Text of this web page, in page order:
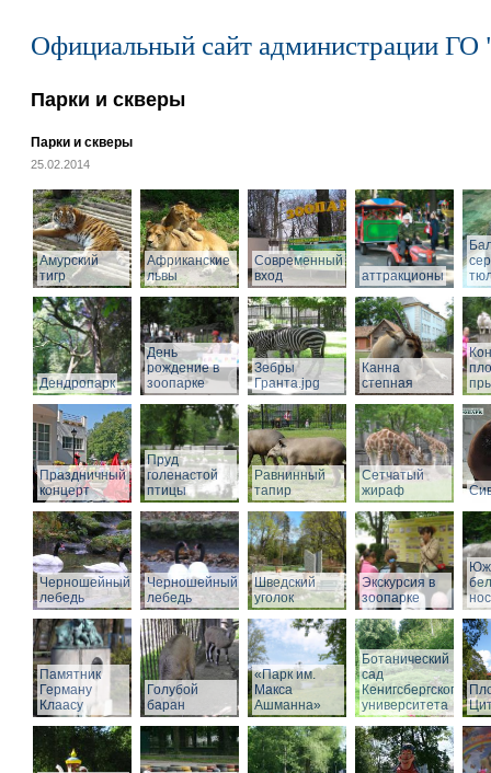
Официальный сайт администрации ГО
Парки и скверы
Парки и скверы
25.02.2014
Амурский
тигр
Африканские
львы
Современный
вход
аттракционы
Дендропарк
День
рождение в
зоопарке
Зебры
Гранта.jpg
Канна
степная
Праздничный
концерт
Пруд
голенастой
птицы
Равнинный
тапир
Сетчатый
жираф
Черношейный
лебедь
Черношейный
лебедь
Шведский
уголок
Экскурсия в
зоопарке
Памятник
Герману
Клаасу
Голубой
баран
«Парк им.
Макса
Ашманна»
Ботанический
сад
Кенигсбергского
университета